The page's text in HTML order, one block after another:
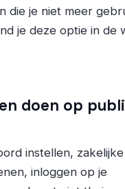
die je niet meer
je deze optie in de
doen op
instellen, zakelijke
inloggen op je